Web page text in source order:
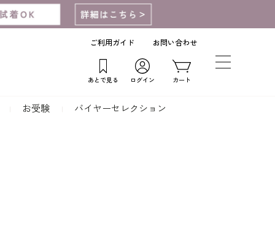
ご利用ガイド お問い合わせ
あとで見る ログイン カート
お受験 バイヤーセレクション